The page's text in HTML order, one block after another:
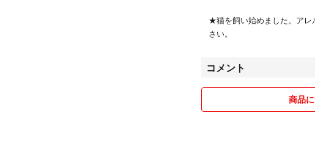
★猫を飼い始めました。アレ
さい。
コメント
商品